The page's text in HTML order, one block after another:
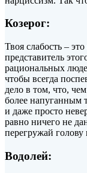
Козерог:
Твоя слабость –
представитель
рациональных
чтобы всегда
дело в том, что,
более напуганным
и даже просто
равно ничего не
перегружай
Водолей: